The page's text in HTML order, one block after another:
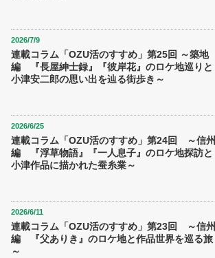
2026/7/9
連載コラム「OZU活のすすめ」第25回 ～築地
編 『長屋紳士録』『彼岸花』のロケ地巡りと
小津安二郎の思い出を辿る街歩き～
2026/6/25
連載コラム「OZU活のすすめ」第24回 ～信州
編 『浮草物語』『一人息子』のロケ地探訪と
小津作品に描かれた蚕糸業～
2026/6/11
連載コラム「OZU活のすすめ」第23回 ～信州
編 『父ありき』のロケ地と作品世界を巡る旅
～